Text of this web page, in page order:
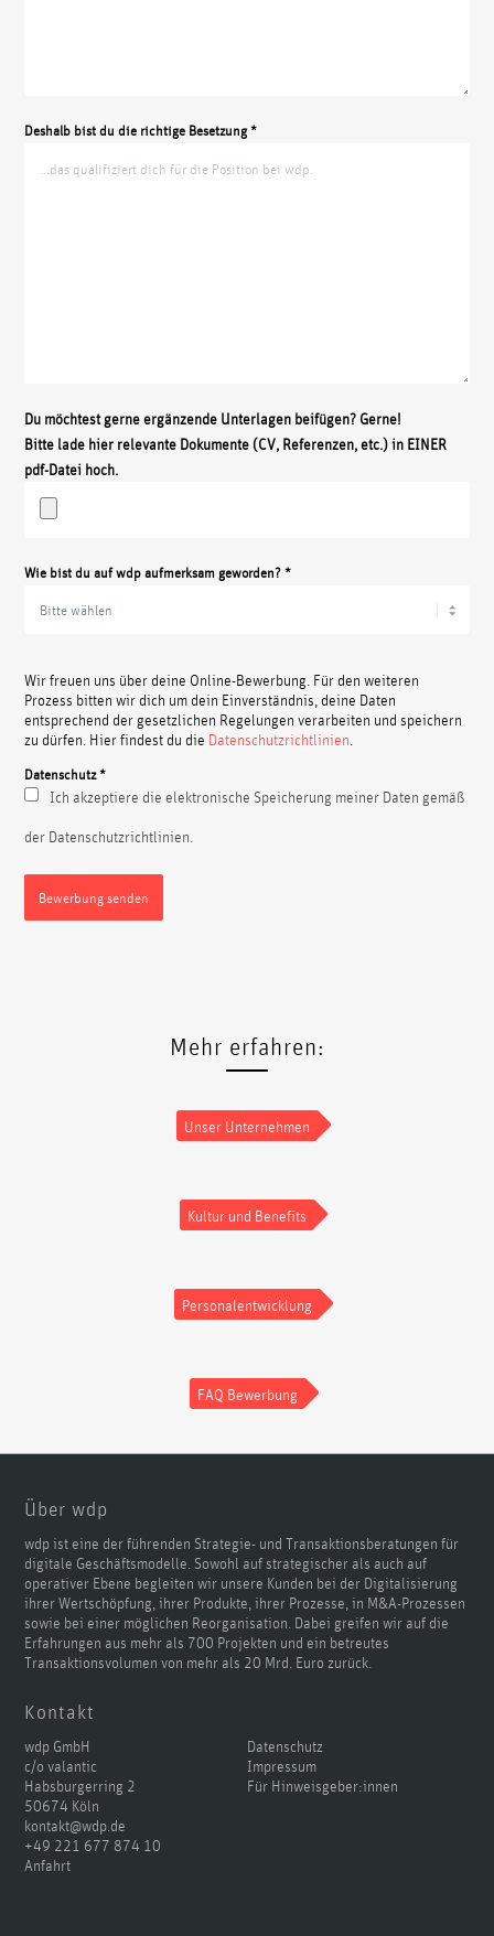
Deshalb bist du die richtige Besetzung *
Du möchtest gerne ergänzende Unterlagen beifügen? Gerne!
Bitte lade hier relevante Dokumente (CV, Referenzen, etc.) in EINER
pdf-Datei hoch.
Wie bist du auf wdp aufmerksam geworden? *
Wir freuen uns über deine Online-Bewerbung. Für den weiteren
Prozess bitten wir dich um dein Einverständnis, deine Daten
entsprechend der gesetzlichen Regelungen verarbeiten und speichern
zu dürfen. Hier findest du die Datenschutzrichtlinien
Datenschutz *
Ich akzeptiere die elektronische Speicherung meiner Daten gemäß
der Datenschutzrichtlinien.
Mehr erfahren:
Unser Unternehmen
Kultur und Benefits
Personalentwicklung
FAQ Bewerbung
Über wdp
wdp ist eine der führenden Strategie- und Transaktionsberatungen für
digitale Geschäftsmodelle. Sowohl auf strategischer als auch auf
operativer Ebene begleiten wir unsere Kunden bei der Digitalisierung
ihrer Wertschöpfung, ihrer Produkte, ihrer Prozesse, in M&A-Prozessen
sowie bei einer möglichen Reorganisation. Dabei greifen wir auf die
Erfahrungen aus mehr als 700 Projekten und ein betreutes
Transaktionsvolumen von mehr als 20 Mrd. Euro zurück.
Kontakt
wdp GmbH
c/o valantic
Habsburgerring 2
50674 Köln
kontakt@wdp.de
+49 221 677 874 10
Anfahrt
Datenschutz
Impressum
Für Hinweisgeber:innen